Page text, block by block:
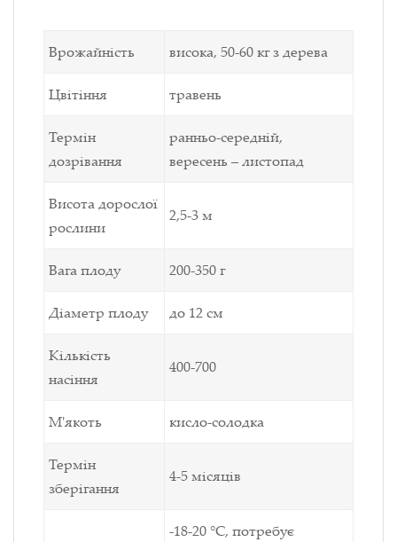
Врожайність висока, 50-60 кг з дерева
Цвітіння травень
Термін
дозрівання
ранньо-середній,
вересень – листопад
Висота дорослої
рослини
2,5-3 м
Вага плоду 200-350 г
Діаметр плоду до 12 см
Кількість
насіння
400-700
М'якоть кисло-солодка
Термін
зберігання
4-5 місяців
-18-20 °C, потребує